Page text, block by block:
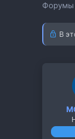
о
т
е
Форумы
В